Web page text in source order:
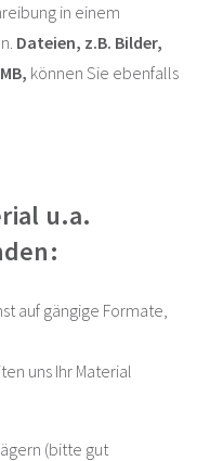
in einem
Dateien, z.B. Bilder,
können Sie ebenfalls
u.a.
auf gängige Formate,
uns Ihr Material
(bitte gut